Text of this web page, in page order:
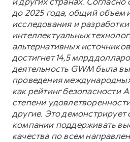
до 2025 года, общий объем
исследования и
интеллектуальных
альтернативных
достигнет 14,5 млрд
деятельность GWM была
проведения
как рейтинг безопасности
степени
другие. Это демонстрирует
компании поддерживать
качества по всем